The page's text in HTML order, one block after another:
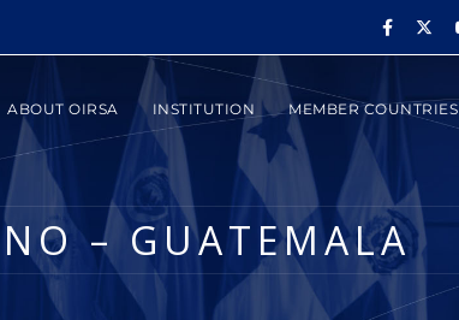
ABOUT OIRSA INSTITUTION MEMBER COUNTRIES
– GUATEMALA